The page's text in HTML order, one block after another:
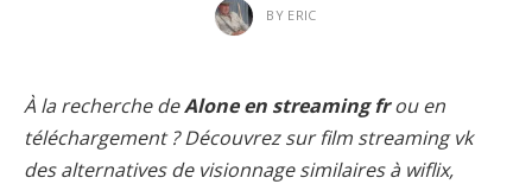
BY ERIC
À la recherche deAlone en streaming frou en
téléchargement ? Découvrez sur film streaming vk
des alternatives de visionnage similaires à wiflix,